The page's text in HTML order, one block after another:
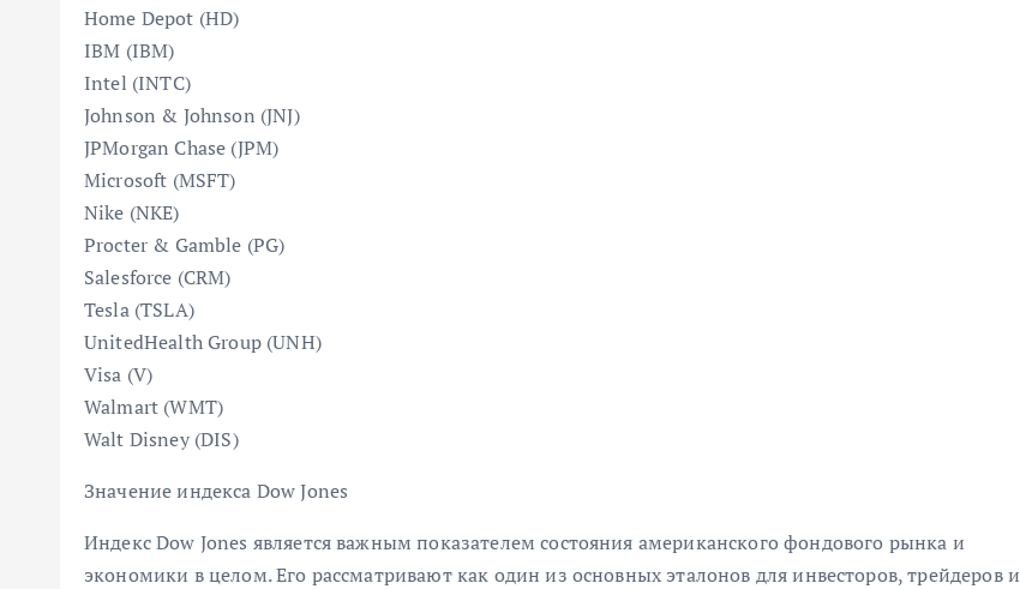
Home Depot (HD)
IBM (IBM)
Intel (INTC)
Johnson & Johnson (JNJ)
JPMorgan Chase (JPM)
Microsoft (MSFT)
Nike (NKE)
Procter & Gamble (PG)
Salesforce (CRM)
Tesla (TSLA)
UnitedHealth Group (UNH)
Visa (V)
Walmart (WMT)
Walt Disney (DIS)
Значение индекса Dow Jones
Индекс Dow Jones является важным показателем состояния американского фондового рынка и
экономики в целом. Его рассматривают как один из основных эталонов для инвесторов, трейдеров и